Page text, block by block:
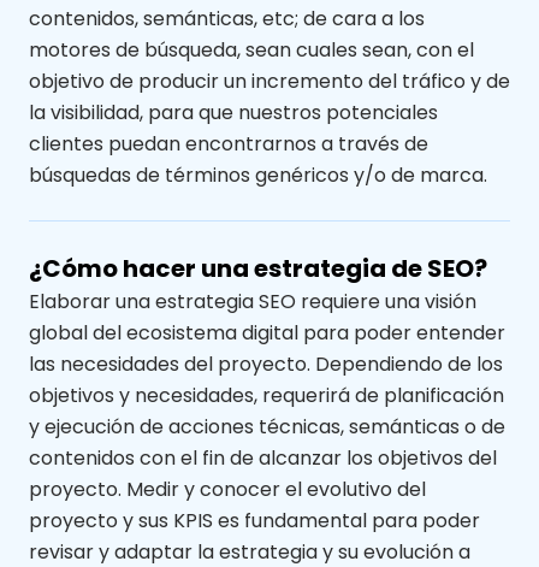
contenidos, semánticas,etc; de cara a los
motores de búsqueda, sean cuales sean, con el
objetivo de producir unincremento del tráfico yde
la visibilidad, paraque nuestros potenciales
clientes puedan encontrarnos a través de
búsquedas de términos genéricos y/o de marca.
¿Cómo hacer una estrategia de SEO?
Elaborar una estrategia SEO requiereuna visión
global del ecosistema digital para poder entender
las necesidades del proyecto. Dependiendo de los
objetivos y necesidades, requerirá de planificación
y ejecución de acciones técnicas, semánticas o de
contenidos con el fin de alcanzar los objetivos del
proyecto. Medir y conocer el evolutivo del
proyecto y sus KPIS es fundamental para poder
revisar y adaptar la estrategia y su evolución a